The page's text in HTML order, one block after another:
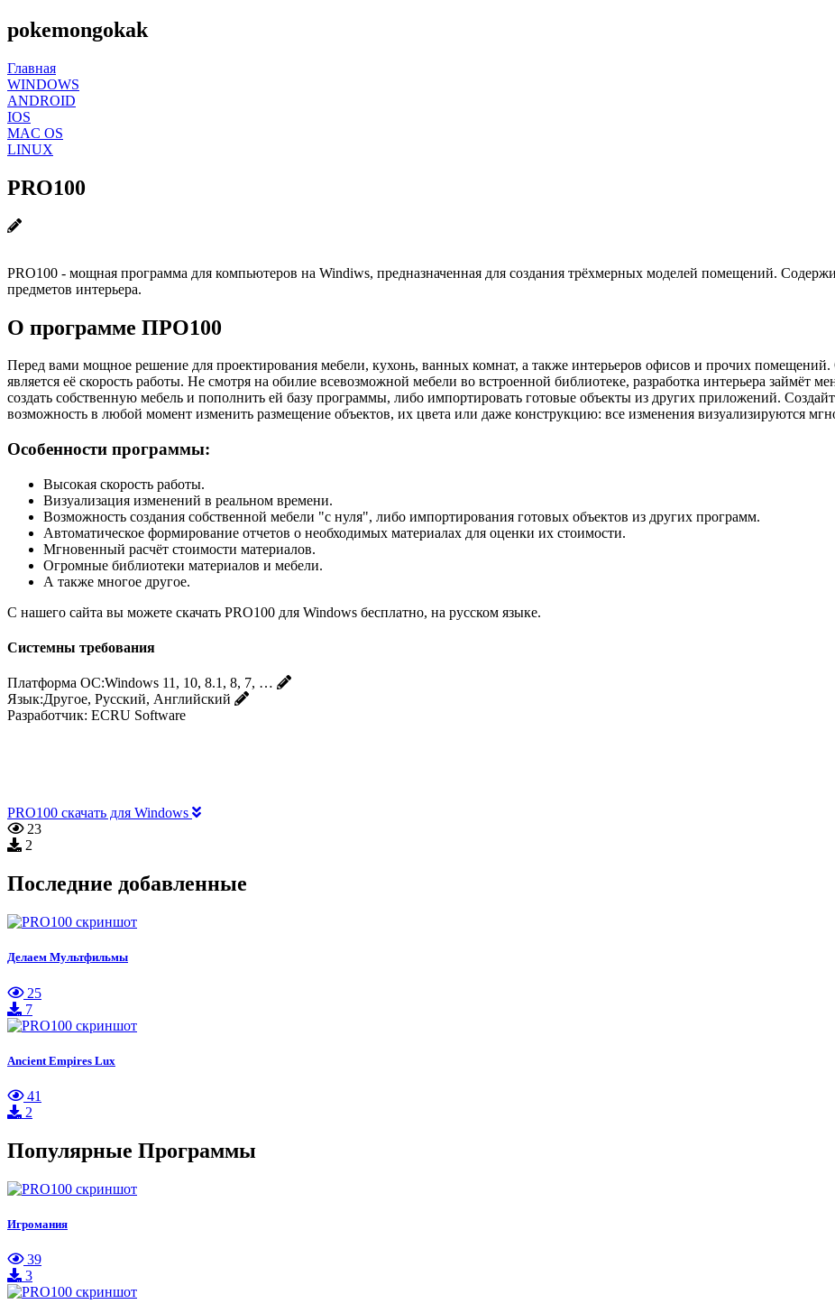
pokemongokak
Главная
WINDOWS
ANDROID
IOS
MAC OS
LINUX
PRO100
PRO100 - мощная программа для компьютеров на Windiws, предназначенная для создания трёхмерных моделей помещений.
предметов интерьера.
О программе ПРО100
Перед вами мощное решение для проектирования мебели, кухонь, ванных комнат, а также интерьеров офисов и прочих
является её скорость работы. Не смотря на обилие всевозможной мебели во встроенной библиотеке, разработка интерьера займёт
создать собственную мебель и пополнить ей базу программы, либо импортировать готовые объекты из других приложений.
возможность в любой момент изменить размещение объектов, их цвета или даже конструкцию: все изменения визуализируются
Особенности программы:
Высокая скорость работы.
Визуализация изменений в реальном времени.
Возможность создания собственной мебели "с нуля", либо импортирования готовых объектов из других программ.
Автоматическое формирование отчетов о необходимых материалах для оценки их стоимости.
Мгновенный расчёт стоимости материалов.
Огромные библиотеки материалов и мебели.
А также многое другое.
С нашего сайта вы можете скачать PRO100 для Windows бесплатно, на русском языке.
Системны требования
Платформа ОС:Windows 11, 10, 8.1, 8, 7, …
Язык:Другое, Русский, Английский
Разработчик: ECRU Software
PRO100 скачать для Windows
23
2
Последние добавленные
Делаем Мультфильмы
25
7
Ancient Empires Lux
41
2
Популярные Программы
Игромания
39
3